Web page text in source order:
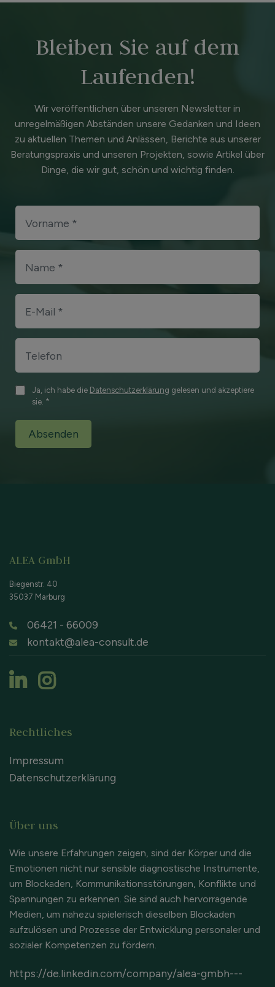
Bleiben Sie auf dem
Laufenden!
Wir veröffentlichen über unseren Newsletter in
unregelmäßigen Abständen unsere Gedanken und Ideen
zu aktuellen Themen und Anlässen, Berichte aus unserer
Beratungspraxis und unseren Projekten, sowie Artikel über
Dinge, die wir gut, schön und wichtig finden.
Ja, ich habe die Datenschutzerklärung gelesen und akzeptiere
sie. *
ALEA GmbH
Biegenstr. 40
35037 Marburg
06421 - 66009
kontakt@alea-consult.de
Rechtliches
Impressum
Datenschutzerklärung
Über uns
Wie unsere Erfahrungen zeigen, sind der Körper und die
Emotionen nicht nur sensible diagnostische Instrumente,
um Blockaden, Kommunikationsstörungen, Konflikte und
Spannungen zu erkennen. Sie sind auch hervorragende
Medien, um nahezu spielerisch dieselben Blockaden
aufzulösen und Prozesse der Entwicklung personaler und
sozialer Kompetenzen zu fördern.
https://de.linkedin.com/company/alea-gmbh---